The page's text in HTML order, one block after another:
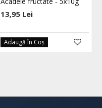
13,95 Lei
Adaugă în Coş